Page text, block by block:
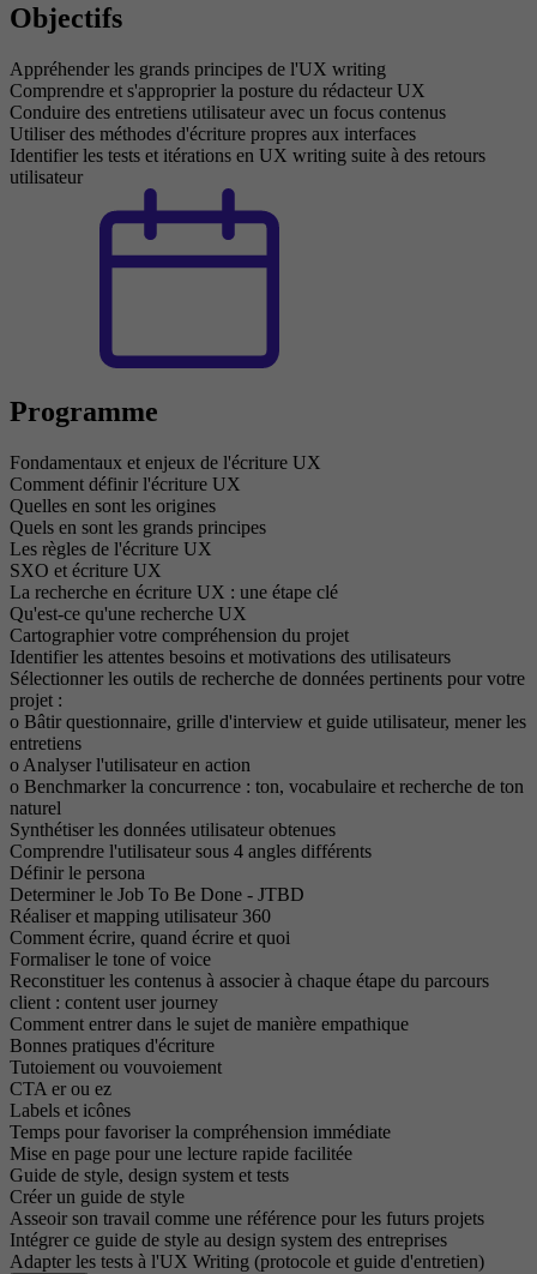
Objectifs
Appréhender les grands principes de l'UX writing
Comprendre et s'approprier la posture du rédacteur UX
Conduire des entretiens utilisateur avec un focus contenus
Utiliser des méthodes d'écriture propres aux interfaces
Identifier les tests et itérations en UX writing suite à des retours
utilisateur
Programme
Fondamentaux et enjeux de l'écriture UX
Comment définir l'écriture UX
Quelles en sont les origines
Quels en sont les grands principes
Les règles de l'écriture UX
SXO et écriture UX
La recherche en écriture UX : une étape clé
Qu'est-ce qu'une recherche UX
Cartographier votre compréhension du projet
Identifier les attentes besoins et motivations des utilisateurs
Sélectionner les outils de recherche de données pertinents pour votre
projet :
o Bâtir questionnaire, grille d'interview et guide utilisateur, mener les
entretiens
o Analyser l'utilisateur en action
o Benchmarker la concurrence : ton, vocabulaire et recherche de ton
naturel
Synthétiser les données utilisateur obtenues
Comprendre l'utilisateur sous 4 angles différents
Définir le persona
Determiner le Job To Be Done - JTBD
Réaliser et mapping utilisateur 360
Comment écrire, quand écrire et quoi
Formaliser le tone of voice
Reconstituer les contenus à associer à chaque étape du parcours
client : content user journey
Comment entrer dans le sujet de manière empathique
Bonnes pratiques d'écriture
Tutoiement ou vouvoiement
CTA er ou ez
Labels et icônes
Temps pour favoriser la compréhension immédiate
Mise en page pour une lecture rapide facilitée
Guide de style, design system et tests
Créer un guide de style
Asseoir son travail comme une référence pour les futurs projets
Intégrer ce guide de style au design system des entreprises
Adapter les tests à l'UX Writing (protocole et guide d'entretien)